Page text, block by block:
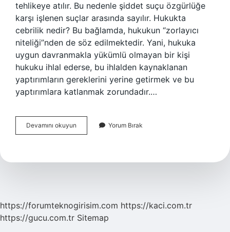
tehlikeye atılır. Bu nedenle şiddet suçu özgürlüğe
karşı işlenen suçlar arasında sayılır. Hukukta
cebrilik nedir? Bu bağlamda, hukukun “zorlayıcı
niteliği”nden de söz edilmektedir. Yani, hukuka
uygun davranmakla yükümlü olmayan bir kişi
hukuku ihlal ederse, bu ihlalden kaynaklanan
yaptırımların gereklerini yerine getirmek ve bu
yaptırımlara katlanmak zorundadır.…
Devamını okuyun
Hukukta
Gelir
Yorum Bırak
https://forumteknogirisim.com https://kaci.com.tr
https://gucu.com.tr Sitemap